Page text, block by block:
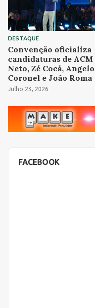
DESTAQUE
Convenção oficializa
candidaturas de ACM
Neto, Zé Cocá, Angelo
Coronel e João Roma
Julho 23, 2026
FACEBOOK